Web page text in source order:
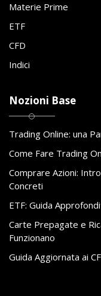
Materie Prime
ETF
CFD
Indici
Nozioni Base
Trading Online: una
Come Fare Trading
Comprare Azioni:
Concreti
ETF: Guida
Carte Prepagate e
Funzionano
Guida Aggiornata ai